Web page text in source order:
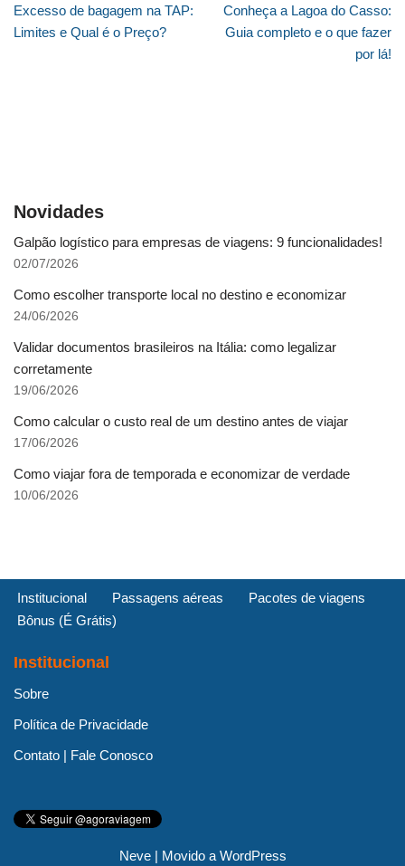
Excesso de bagagem na TAP:
Limites e Qual é o Preço?
Conheça a Lagoa do Casso:
Guia completo e o que fazer
por lá!
Novidades
Galpão logístico para empresas de viagens: 9 funcionalidades!
02/07/2026
Como escolher transporte local no destino e economizar
24/06/2026
Validar documentos brasileiros na Itália: como legalizar
corretamente
19/06/2026
Como calcular o custo real de um destino antes de viajar
17/06/2026
Como viajar fora de temporada e economizar de verdade
10/06/2026
Institucional Passagens aéreas
Pacotes de viagens
Bônus (É Grátis)
Institucional
Sobre
Política de Privacidade
Contato | Fale Conosco
Neve| Movido a WordPress